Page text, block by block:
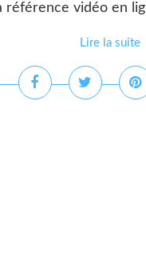
référence vidéo en
Lire la suite